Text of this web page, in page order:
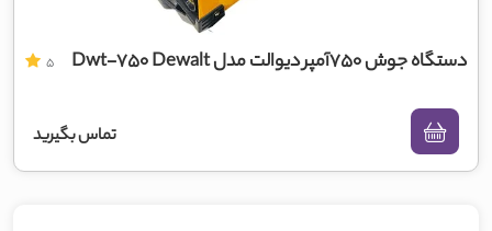
دستگاه جوش 750آمپر دیوالت مدل Dwt-750 Dewalt 5
تماس بگیرید